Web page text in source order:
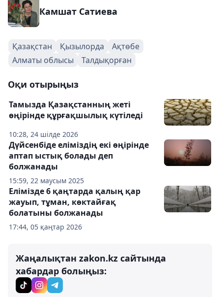
Камшат Сатиева
Қазақстан Қызылорда
Ақтөбе
Алматы облысы
Талдықорған
Оқи отырыңыз
10:28, 24 шілде 2026
Тамызда Қазақстанның жеті
өңірінде құрғақшылық күтіледі
15:59, 22 маусым 2025
Дүйсенбіде еліміздің екі өңірінде
аптап ыстық болады деп
болжанады
17:44, 05 қаңтар 2026
Елімізде 6 қаңтарда қалың қар
жауып, тұман, көктайғақ
болатыны болжанады
Жаңалықтан zakon.kz сайтында
хабардар болыңыз: